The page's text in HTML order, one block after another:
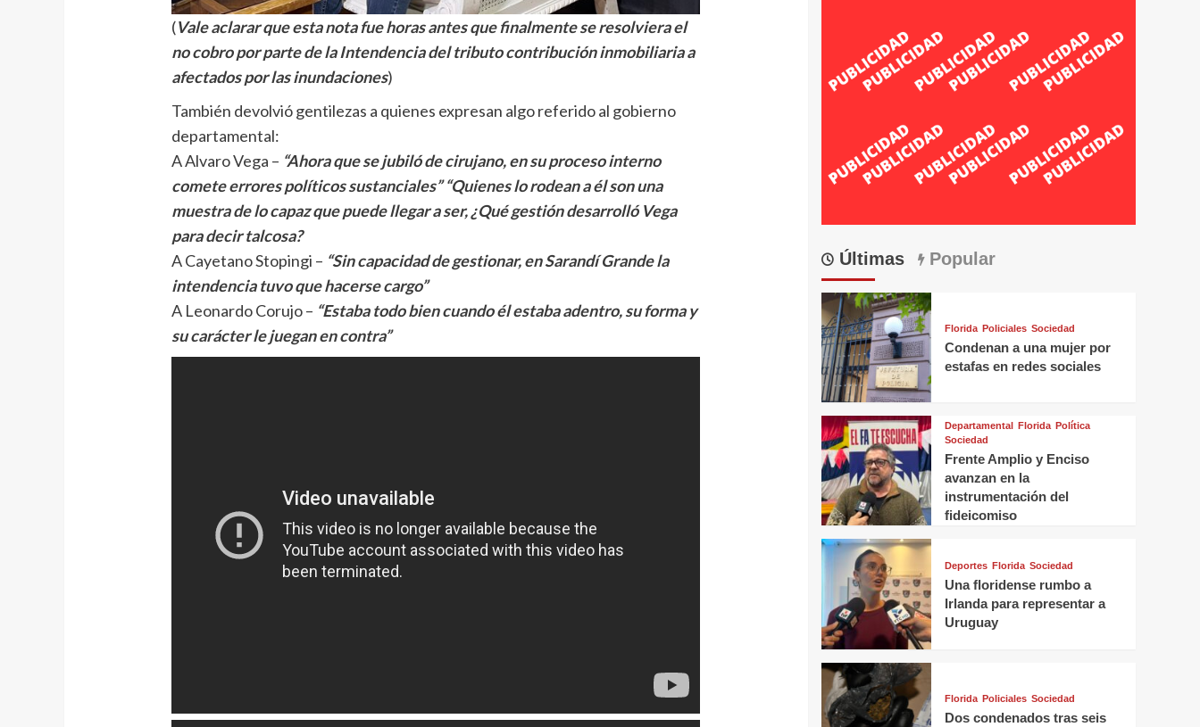
(Vale aclarar que esta nota fue horas antes que finalmente se resolviera el
no cobro por parte de la Intendencia del tributo contribución inmobiliaria a
afectados por las inundaciones)
También devolvió gentilezas a quienes expresan algo referido al gobierno
departamental:
A Alvaro Vega – “Ahora que se jubiló de cirujano, en su proceso interno
comete errores políticos sustanciales” “Quienes lo rodean a él son una
muestra de lo capaz que puede llegar a ser, ¿Qué gestión desarrolló Vega
para decir talcosa?
A Cayetano Stopingi – “Sin capacidad de gestionar, en Sarandí Grande la
intendencia tuvo que hacerse cargo”
A Leonardo Corujo – “Estaba todo bien cuando él estaba adentro, su forma y
su carácter le juegan en contra”
Últimas Popular
Florida Policiales Sociedad
Condenan a una mujer por
estafas en redes sociales
Departamental Florida Política
Sociedad
Frente Amplio y Enciso
avanzan en la
instrumentación del
fideicomiso
Deportes Florida Sociedad
Una floridense rumbo a
Irlanda para representar a
Uruguay
Florida Policiales Sociedad
Dos condenados tras seis